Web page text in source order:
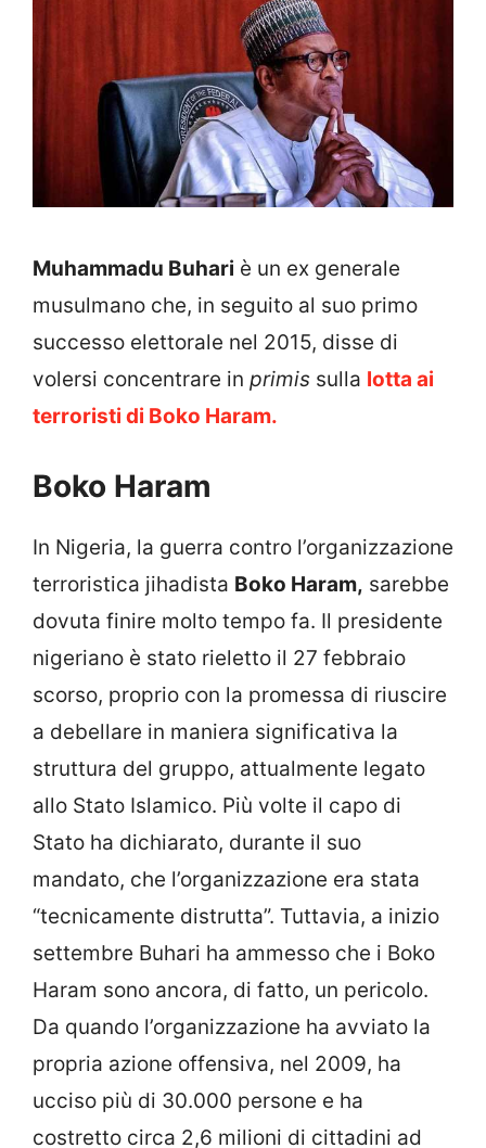
Muhammadu Buhari è un ex generale
musulmano che, in seguito al suo primo
successo elettorale nel 2015, disse di
volersi concentrare in primis sulla lotta ai
terroristi di Boko Haram.
Boko Haram
In Nigeria, la guerra contro l’organizzazione
terroristica jihadista Boko Haram, sarebbe
dovuta finire molto tempo fa. Il presidente
nigeriano è stato rieletto il 27 febbraio
scorso, proprio con la promessa di riuscire
a debellare in maniera significativa la
struttura del gruppo, attualmente legato
allo Stato Islamico. Più volte il capo di
Stato ha dichiarato, durante il suo
mandato, che l’organizzazione era stata
“tecnicamente distrutta”. Tuttavia, a inizio
settembre Buhari ha ammesso che i Boko
Haram sono ancora, di fatto, un pericolo.
Da quando l’organizzazione ha avviato la
propria azione offensiva, nel 2009, ha
ucciso più di 30.000 persone e ha
costretto circa 2,6 milioni di cittadini ad